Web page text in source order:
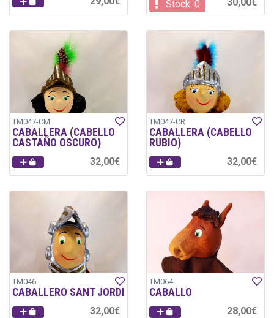
Stock: 0 30,00€
TM047-CM
CABALLERA (CABELLO
CASTAÑO OSCURO)
32,00€
TM047-CR
CABALLERA (CABELLO
RUBIO)
32,00€
TM046
CABALLERO SANT JORDI
32,00€
TM064
CABALLO
28,00€